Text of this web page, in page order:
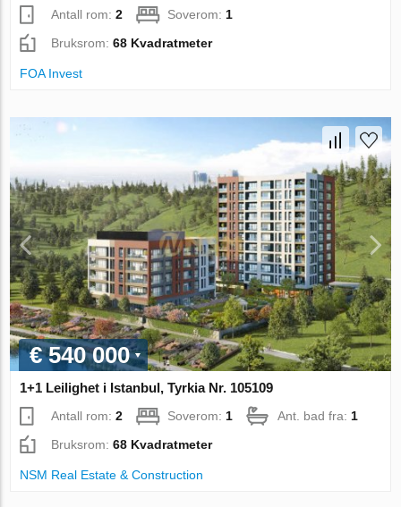
Antall rom:2 Soverom: 1
Bruksrom:68 Kvadratmeter
FOA Invest
€ 540 000
1+1 Leilighet i Istanbul, Tyrkia Nr. 105109
Antall rom:2 Soverom: 1 Ant. bad fra: 1
Bruksrom:68 Kvadratmeter
NSM Real Estate & Construction